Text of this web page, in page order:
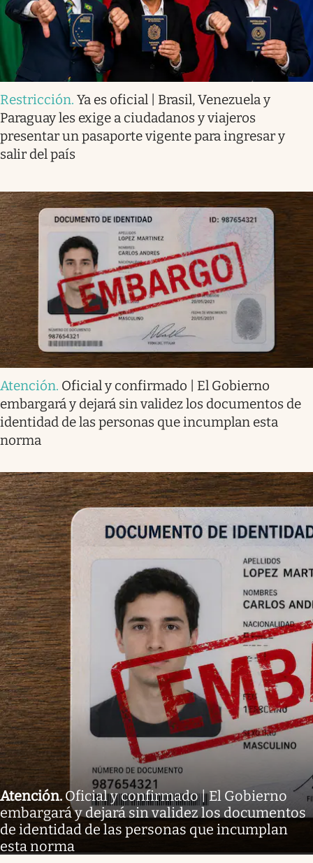
Restricción. Ya es oficial | Brasil, Venezuela y
Paraguay les exige a ciudadanos y viajeros
presentar un pasaporte vigente para ingresar y
salir del país
Atención. Oficial y confirmado | El Gobierno
embargará y dejará sin validez los documentos de
identidad de las personas que incumplan esta
norma
Atención. Oficial y confirmado | El Gobierno
embargará y dejará sin validez los documentos
de identidad de las personas que incumplan
esta norma